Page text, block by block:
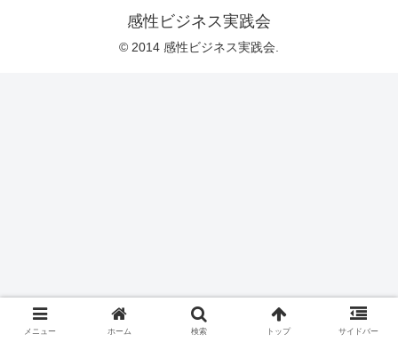
感性ビジネス実践会
© 2014 感性ビジネス実践会.
メニュー ホーム 検索 トップ サイドバー